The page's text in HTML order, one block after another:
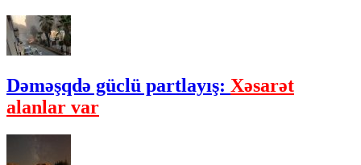
Dəməşqdə güclü partlayış: Xəsarət
alanlar var